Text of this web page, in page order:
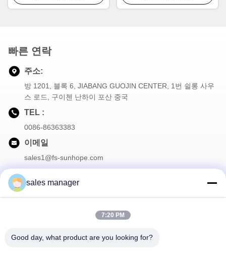
빠른 연락
주소:
방 1201, 블록 6, JIABANG GUOJIN CENTER, 1번 쉴롱 사우
스 로드, 구이첸 난하이 포산 중국
TEL :
0086-86363383
이메일
sales1@fs-sunhope.com
sales manager
7:20 PM
Good day, what product are you looking for?